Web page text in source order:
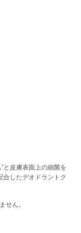
と皮膚表面上の細菌を
合したデオドラントク
せん。